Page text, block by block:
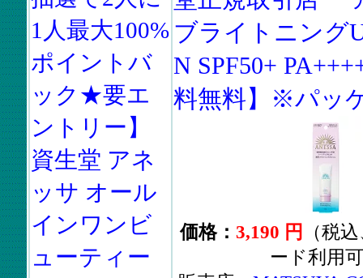
1人最大100%
ポイントバ
ック★要エ
ントリー】
資生堂 アネ
ッサ オール
インワンビ
ューティー
ブライトニング
N SPF50+
料無料】※パッ
価格： 3,190 円
（税
ード利用